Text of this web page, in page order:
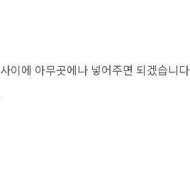
사이에 아무곳에나 넣어주면 되겠습니다